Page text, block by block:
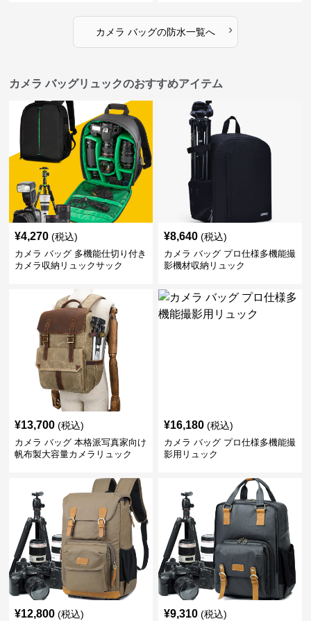
カメラ バッグの防水一覧へ ›
カメラ バッグリュックのおすすめアイテム
¥4,270 (税込)
カメラ バッグ 多機能仕切り付き
カメラ収納リュックサック
¥8,640 (税込)
カメラ バッグ プロ仕様多機能撮
影機材収納リュック
¥13,700 (税込)
カメラ バッグ 本格派写真家向け
帆布製大容量カメラリュック
¥16,180 (税込)
カメラ バッグ プロ仕様多機能撮
影用リュック
¥12,800 (税込) ¥9,310 (税込)